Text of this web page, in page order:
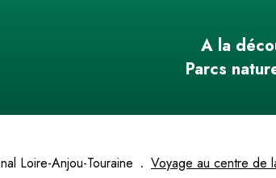
A la
Parcs
Loire-Anjou-Touraine . Voyage au centre de